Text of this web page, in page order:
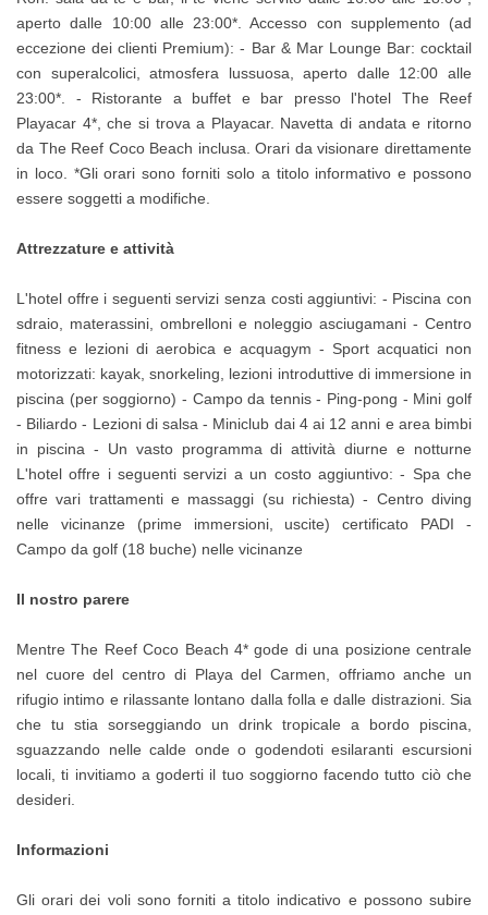
aperto dalle 10:00 alle 23:00*. Accesso con supplemento (ad
eccezione dei clienti Premium): - Bar & Mar Lounge Bar: cocktail
con superalcolici, atmosfera lussuosa, aperto dalle 12:00 alle
23:00*. - Ristorante a buffet e bar presso l'hotel The Reef
Playacar 4*, che si trova a Playacar. Navetta di andata e ritorno
da The Reef Coco Beach inclusa. Orari da visionare direttamente
in loco. *Gli orari sono forniti solo a titolo informativo e possono
essere soggetti a modifiche.
Attrezzature e attività
L'hotel offre i seguenti servizi senza costi aggiuntivi: - Piscina con
sdraio, materassini, ombrelloni e noleggio asciugamani - Centro
fitness e lezioni di aerobica e acquagym - Sport acquatici non
motorizzati: kayak, snorkeling, lezioni introduttive di immersione in
piscina (per soggiorno) - Campo da tennis - Ping-pong - Mini golf
- Biliardo - Lezioni di salsa - Miniclub dai 4 ai 12 anni e area bimbi
in piscina - Un vasto programma di attività diurne e notturne
L'hotel offre i seguenti servizi a un costo aggiuntivo: - Spa che
offre vari trattamenti e massaggi (su richiesta) - Centro diving
nelle vicinanze (prime immersioni, uscite) certificato PADI -
Campo da golf (18 buche) nelle vicinanze
Il nostro parere
Mentre The Reef Coco Beach 4* gode di una posizione centrale
nel cuore del centro di Playa del Carmen, offriamo anche un
rifugio intimo e rilassante lontano dalla folla e dalle distrazioni. Sia
che tu stia sorseggiando un drink tropicale a bordo piscina,
sguazzando nelle calde onde o godendoti esilaranti escursioni
locali, ti invitiamo a goderti il tuo soggiorno facendo tutto ciò che
desideri.
Informazioni
Gli orari dei voli sono forniti a titolo indicativo e possono subire